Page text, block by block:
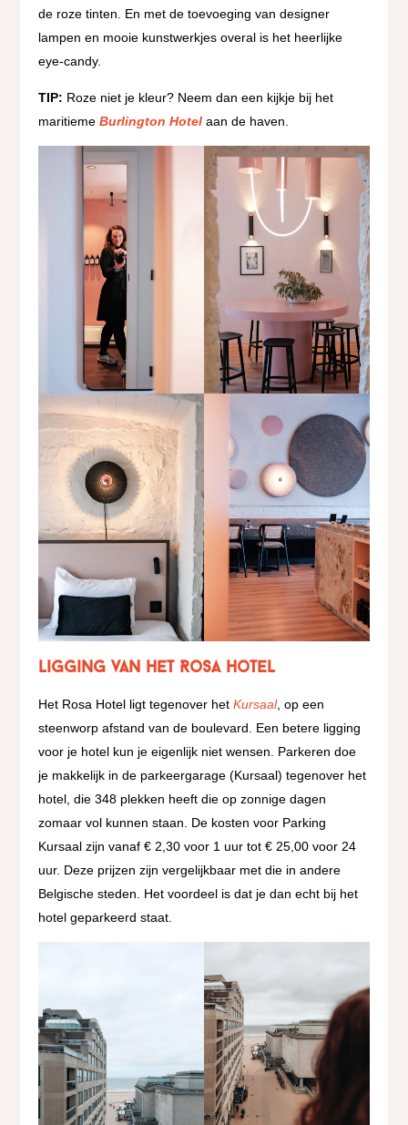
de roze tinten. En met de toevoeging van designer
lampen en mooie kunstwerkjes overal is het heerlijke
eye-candy.
TIP: Roze niet je kleur? Neem dan een kijkje bij het
maritiemeBurlington Hotel aan de haven.
Ligging van het Rosa hotel
Het Rosa Hotel ligt tegenover hetKursaal, op een
steenworp afstand van de boulevard. Een betere ligging
voor je hotel kun je eigenlijk niet wensen. Parkeren doe
je makkelijk in de parkeergarage (Kursaal) tegenover het
hotel, die 348 plekken heeft die op zonnige dagen
zomaar vol kunnen staan. De kosten voor Parking
Kursaal zijn vanaf € 2,30 voor 1 uur tot € 25,00 voor 24
uur. Deze prijzen zijn vergelijkbaar met die in andere
Belgische steden. Het voordeel is dat je dan echt bij het
hotel geparkeerd staat.